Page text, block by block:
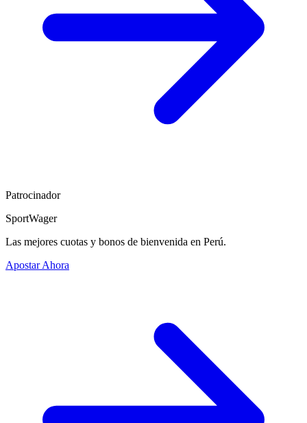
Patrocinador
SportWager
Las mejores cuotas y bonos de bienvenida en Perú.
Apostar Ahora